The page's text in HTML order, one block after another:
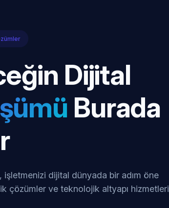
Dijital
Burada
dijital dünyada bir adım öne
çözümler ve teknolojik altyapı hizmetleri